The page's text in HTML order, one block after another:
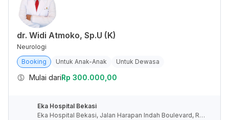
dr. Widi Atmoko, Sp.U (K)
Neurologi
Booking
Untuk Anak-Anak Untuk Dewasa
Mulai dariRp 300.000,00
Eka Hospital Bekasi
Eka Hospital Bekasi, Jalan Harapan Indah Boulevard, RT.